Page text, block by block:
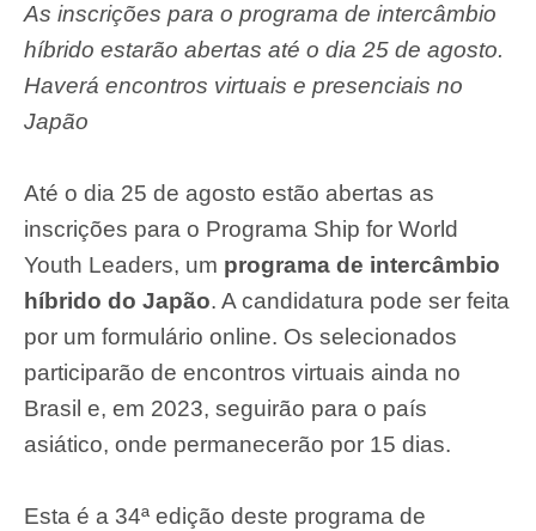
As inscrições para o programa de intercâmbio
híbrido estarão abertas até o dia 25 de agosto.
Haverá encontros virtuais e presenciais no
Japão
Até o dia 25 de agosto estão abertas as
inscrições para o Programa Ship for World
Youth Leaders, um programa de intercâmbio
híbrido do Japão. A candidatura pode ser feita
por um formulário online. Os selecionados
participarão de encontros virtuais ainda no
Brasil e, em 2023, seguirão para o país
asiático, onde permanecerão por 15 dias.
Esta é a 34ª edição deste programa de